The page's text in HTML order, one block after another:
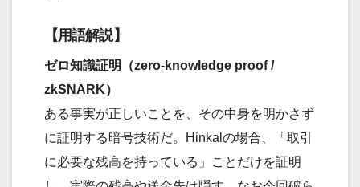
【用語解説】
ゼロ知識証明（zero-knowledge proof /
zkSNARK）
ある事実が正しいことを、その中身を明かさず
に証明する暗号技術だ。Hinkalの場合、「取引
に必要な残高を持っている」ことだけを証明